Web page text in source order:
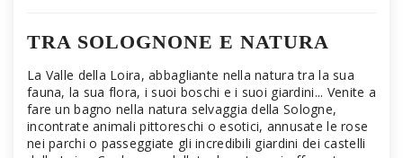
TRA SOLOGNONE E NATURA
La Valle della Loira, abbagliante nella natura tra la sua
fauna, la sua flora, i suoi boschi e i suoi giardini... Venite a
fare un bagno nella natura selvaggia della Sologne,
incontrate animali pittoreschi o esotici, annusate le rose
nei parchi o passeggiate gli incredibili giardini dei castelli